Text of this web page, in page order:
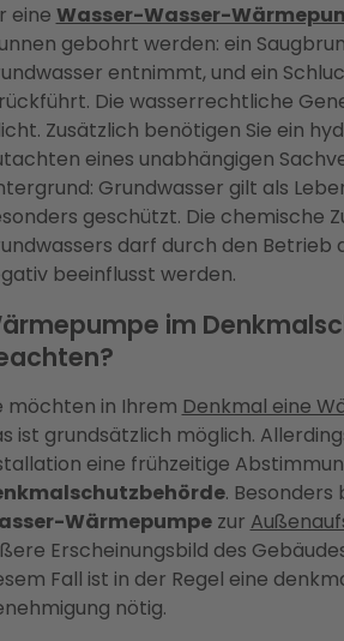
eine Wasser-Wasser-
gebohrt werden: ein
entnimmt, und ein
Die wasserrechtliche
Zusätzlich benötigen Sie ein
eines unabhängigen
Grundwasser gilt als
geschützt. Die chemische
darf durch den Betrieb
beeinflusst werden.
im
möchten in Ihrem Denkmal eine
ist grundsätzlich möglich.
eine frühzeitige
. Besonders
Wärmepumpezur
Erscheinungsbild des
Fall ist in der Regel eine
nötig.